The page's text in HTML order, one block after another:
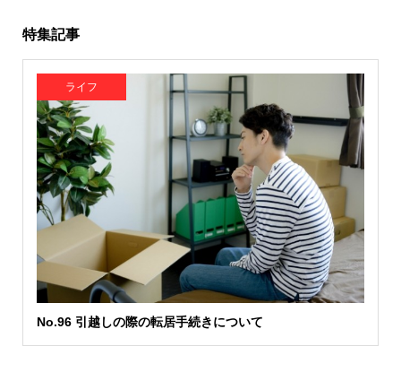
特集記事
ライフ
No.96 引越しの際の転居手続きについて